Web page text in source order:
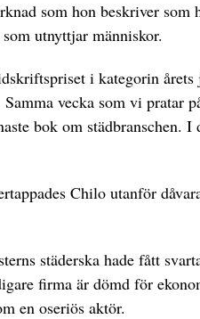
som hon beskriver som
utnyttjar människor.
i kategorin
vecka som vi pratar
bok om städbranschen. I
Chilo utanför
städerska hade fått
firma är dömd för
en oseriös aktör.